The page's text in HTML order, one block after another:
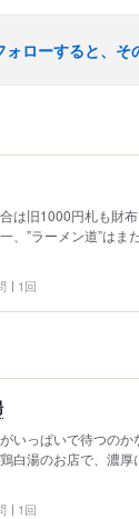
ローすると、そ
は旧1000円札も財
、”ラーメン道”はま
1回
いっぱいで待つの
白湯のお店で、
1回